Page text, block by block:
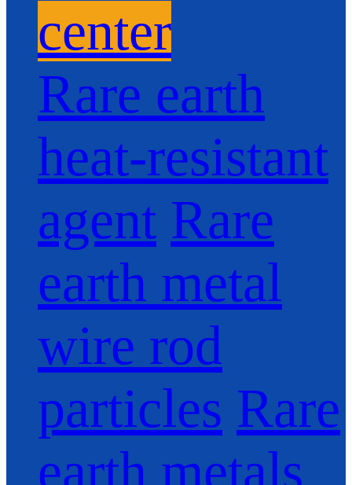
center
Rare earth
heat-resistant
agent Rare
earth metal
wire rod
particles Rare
earth metals